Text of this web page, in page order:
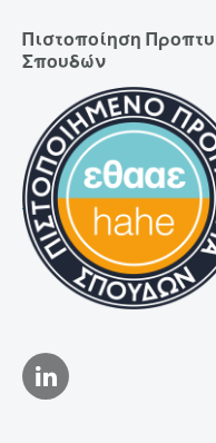
Πιστοποίηση
Σπουδών